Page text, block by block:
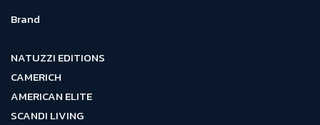
Brand
NATUZZI EDITIONS
CAMERICH
AMERICAN ELITE
SCANDI LIVING